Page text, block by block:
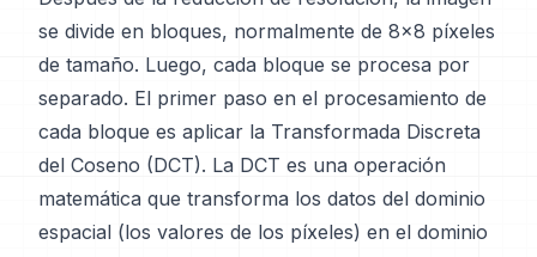
se divide en bloques, normalmente de 8x8 píxeles
de tamaño. Luego, cada bloque se procesa por
separado. El primer paso en el procesamiento de
cada bloque es aplicar la Transformada Discreta
del Coseno (DCT). La DCT es una operación
matemática que transforma los datos del dominio
espacial (los valores de los píxeles) en el dominio